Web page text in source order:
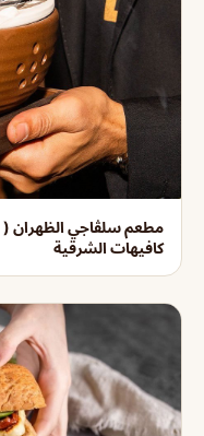
مطعم سلڤاجي الظهران (
كافيهات الشرقية